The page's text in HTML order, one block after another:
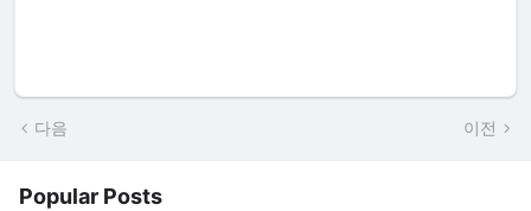
다음 이전
Popular Posts